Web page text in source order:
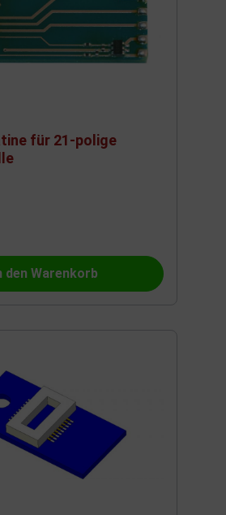
für 21-polige
den Warenkorb